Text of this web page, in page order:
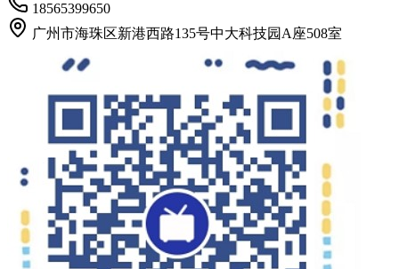
18565399650
广州市海珠区新港西路135号中大科技园A座508室